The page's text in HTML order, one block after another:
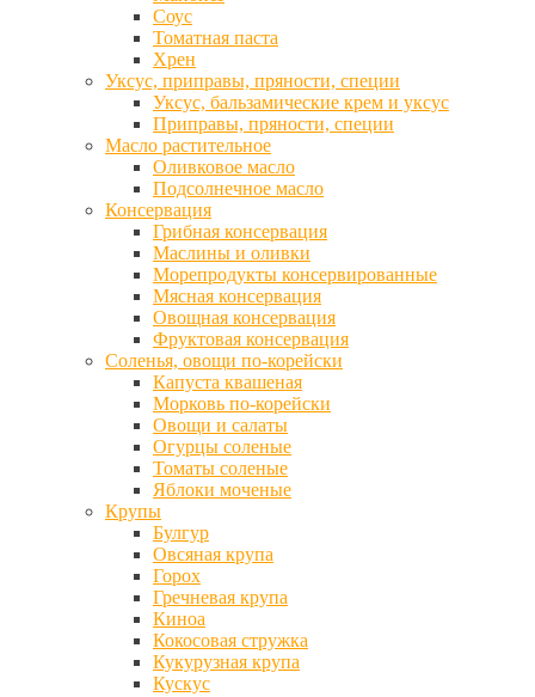
Соус
Томатная паста
Хрен
Уксус, приправы, пряности, специи
Уксус, бальзамические крем и уксус
Приправы, пряности, специи
Масло растительное
Оливковое масло
Подсолнечное масло
Консервация
Грибная консервация
Маслины и оливки
Морепродукты консервированные
Мясная консервация
Овощная консервация
Фруктовая консервация
Соленья, овощи по-корейски
Капуста квашеная
Морковь по-корейски
Овощи и салаты
Огурцы соленые
Томаты соленые
Яблоки моченые
Крупы
Булгур
Овсяная крупа
Горох
Гречневая крупа
Киноа
Кокосовая стружка
Кукурузная крупа
Кускус